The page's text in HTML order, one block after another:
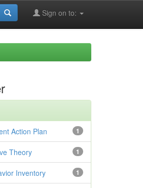
Sign on to:
1
Action Plan
1
Theory
1
Inventory